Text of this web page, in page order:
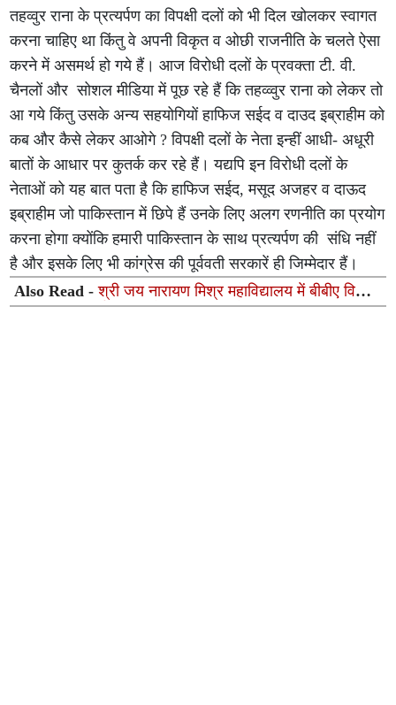
तहव्वुर राना के प्रत्यर्पण का विपक्षी दलों को भी दिल खोलकर स्वागत
करना चाहिए था किंतु वे अपनी विकृत व ओछी राजनीति के चलते ऐसा
करने में असमर्थ हो गये हैं। आज विरोधी दलों के प्रवक्ता टी. वी.
चैनलों और सोशल मीडिया में पूछ रहे हैं कि तहव्व्वुर राना को लेकर तो
आ गये किंतु उसके अन्य सहयोगियों हाफिज सईद व दाउद इब्राहीम को
कब और कैसे लेकर आओगे ? विपक्षी दलों के नेता इन्हीं आधी- अधूरी
बातों के आधार पर कुतर्क कर रहे हैं। यद्यपि इन विरोधी दलों के
नेताओं को यह बात पता है कि हाफिज सईद, मसूद अजहर व दाऊद
इब्राहीम जो पाकिस्तान में छिपे हैं उनके लिए अलग रणनीति का प्रयोग
करना होगा क्योंकि हमारी पाकिस्तान के साथ प्रत्यर्पण की संधि नहीं
है और इसके लिए भी कांग्रेस की पूर्ववती सरकारें ही जिम्मेदार हैं।
Also Read -श्री जय नारायण मिश्र महाविद्यालय में बीबीए विभाग
का इंडक्शन कार्यक्रम "एसेंट-2026" आयोजित